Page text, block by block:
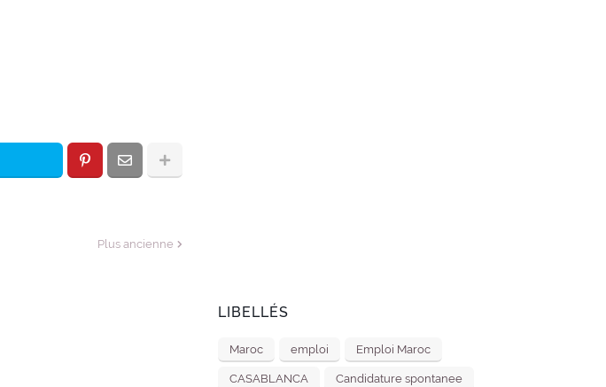
Plus ancienne
LIBELLÉS
Maroc emploi Emploi Maroc
CASABLANCA Candidature spontanee